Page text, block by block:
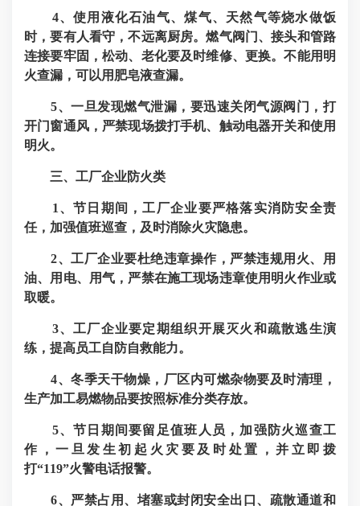
4、使用液化石油气、煤气、天然气等烧水做饭
时，要有人看守，不远离厨房。燃气阀门、接头和管路
连接要牢固，松动、老化要及时维修、更换。不能用明
火查漏，可以用肥皂液查漏。
5、一旦发现燃气泄漏，要迅速关闭气源阀门，打
开门窗通风，严禁现场拨打手机、触动电器开关和使用
明火。
三、工厂企业防火类
1、节日期间，工厂企业要严格落实消防安全责
任，加强值班巡查，及时消除火灾隐患。
2、工厂企业要杜绝违章操作，严禁违规用火、用
油、用电、用气，严禁在施工现场违章使用明火作业或
取暖。
3、工厂企业要定期组织开展灭火和疏散逃生演
练，提高员工自防自救能力。
4、冬季天干物燥，厂区内可燃杂物要及时清理，
生产加工易燃物品要按照标准分类存放。
5、节日期间要留足值班人员，加强防火巡查工
作，一旦发生初起火灾要及时处置，并立即拨
打“119”火警电话报警。
6、严禁占用、堵塞或封闭安全出口、疏散通道和